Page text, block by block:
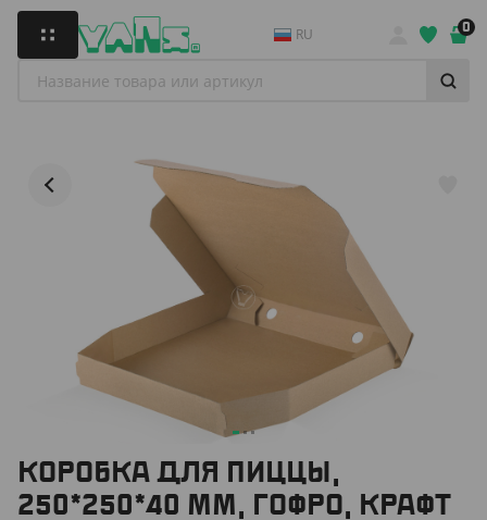
RU 0
КОРОБКА ДЛЯ ПИЦЦЫ,
250*250*40 ММ, ГОФРО, КРАФТ